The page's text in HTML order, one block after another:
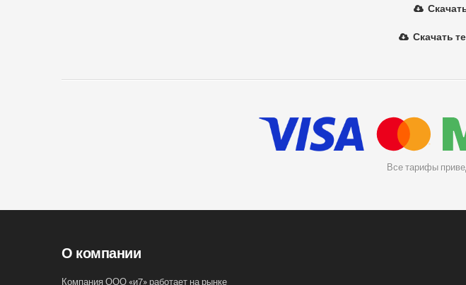
Скачать
Все тарифы
О компании
Компания ООО «и7» работает на рынке